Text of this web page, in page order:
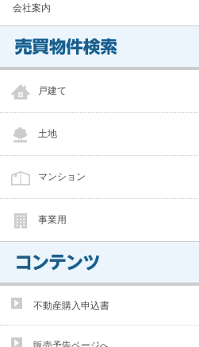
会社案内
戸建て
土地
マンション
事業用
不動産購入申込書